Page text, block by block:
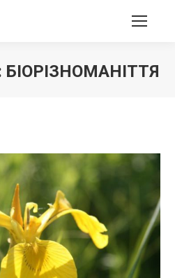
БІОРІЗНОМАНІТТЯ